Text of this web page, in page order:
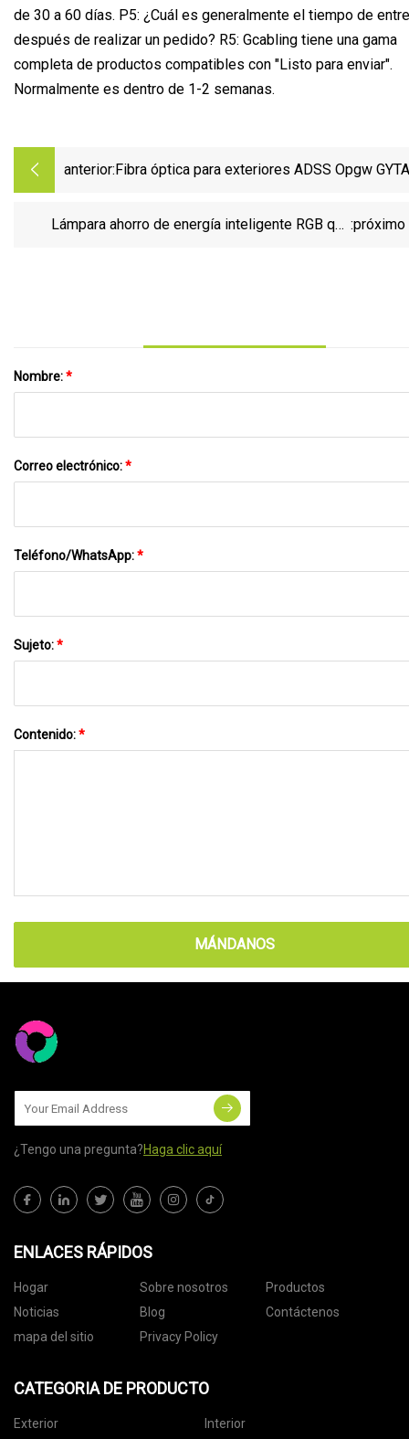
de 30 a 60 días. P5: ¿Cuál es generalmente el tiempo de
después de realizar un pedido? R5: Gcabling tiene una gama
completa de productos compatibles con "Listo para enviar".
Normalmente es dentro de 1-2 semanas.
anterior: Fibra óptica para exteriores ADSS Opgw
óptica monomodo Precio
Lámpara ahorro de energía inteligente RGB que :próximo
Nombre:*
Correo electrónico:*
Teléfono/WhatsApp:*
Sujeto:*
Contenido:*
MÁNDANOS
¿Tengo una pregunta?Haga clic aquí
ENLACES RÁPIDOS
Hogar Sobre nosotros
Productos
Noticias
Blog
Contáctenos
mapa del sitio
Privacy Policy
CATEGORIA DE PRODUCTO
Exterior
Interior